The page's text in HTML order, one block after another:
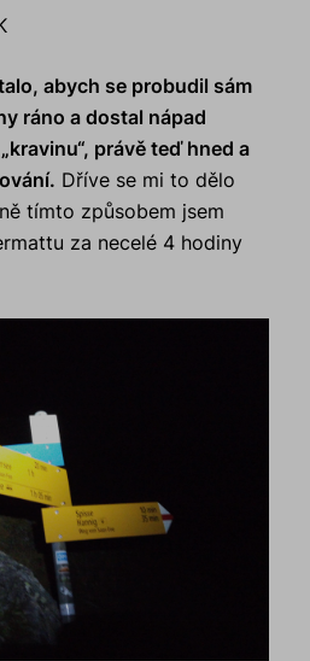
abych se probudil sám
ráno a dostal nápad
právě teď hned a
Dříve se mi to dělo
tímto způsobem jsem
za necelé 4 hodiny